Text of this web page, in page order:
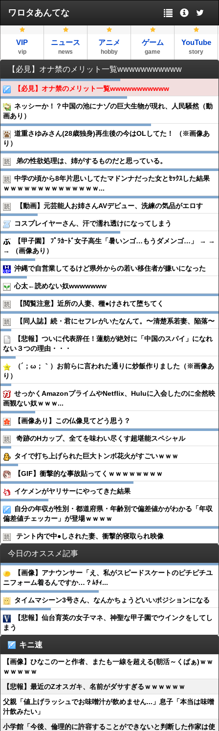
ワロタあんてな
VIP
vip
ニュース
news
アニメ
hobby
ゲーム
game
YouTube
story
【必見】オナ禁のメリット一覧wwwwwwwwwww
【必見】オナ禁のメリット一覧wwwwwwwwwww
ネッシーか！？中国の池にナゾの巨大生物が現れ、人民騒然（動
画あり）
道重さゆみさん(28歳独身)再生後の今はOLしてた！ （※画像あ
り）
弟の性欲処理は、姉がするものだと思っている。
中学の頃から8年片思いしてたマドンナだった女とｾｯｸｽした結果
ｗｗｗｗｗｗｗｗｗｗｗｗｗｗ...
【動画】元芸能人お姉さんAVデビュー、洗練の気品がエロす
コスプレイヤーさん、汗で濡れ透けになってしまう
【甲子園】 ﾌﾟﾗｶｰﾄﾞ女子高生「暑いンゴ…もうダメンゴ…」 → →
→ （画像あり）
沖縄で自営業してるけど県外からの若い移住者が嫌いになった
心太←読めない奴wwwwwww
【閲覧注意】近所の人妻、種●︎けされて堕ちてく
【同人誌】続・君にセフレがいたなんて。〜清楚系若妻、陥落〜
【悲報】ついに代表辞任！蓮舫が絶対に「中国のスパイ」になれ
ない３つの理由・・・
（´；ω；｀）お前らに言われた通りに炒飯作りました（※画像あ
り）
せっかくAmazonプライムやNetflix、Huluに入会したのに全然映
画観ない奴ｗｗｗ...
【画像あり】この仏像見てどう思う？
奇跡のHカップ、全てを味わい尽くす超堪能スペシャル
タイで打ち上げられた巨大トンボ花火がすごいｗｗｗ
【GIF】衝撃的な事故貼ってくｗｗｗｗｗｗｗｗ
イケメンがヤリサーにやってきた結果
自分の年収が性別・都道府県・年齢別で偏差値かがわかる「年収
偏差値チェッカー」が登場ｗｗｗｗ
テント内で中●︎しされた妻、衝撃的寝取られ映像
今日のオススメ記事
【画像】アナウンサー「え、私がスピードスケートのピチピチユ
ニフォーム着るんですか…？ﾑﾁｨ...
タイムマシーン3号さん、なんかちょうどいいポジションになる
【悲報】仙台育英の女子マネ、神聖な甲子園でウインクをしてし
まう
キニ速
【画像】ひなこのーと作者、またも一線を超える(朝活～くぱぁ)ｗｗ
ｗｗｗｗｗ
【悲報】最近のZオスガキ、名前がダサすぎるｗｗｗｗｗｗ
父親「値上げラッシュでお味噌汁が飲めません...」息子「本当は味噌
汁飲みたい」
小学館「今後、倫理的に許容することができないと判断した作家は使